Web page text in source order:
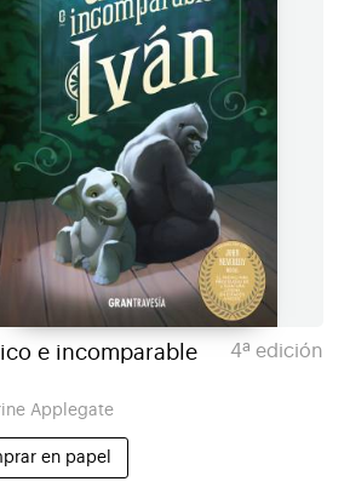
e incomparable
4ª edición
Applegate
en papel